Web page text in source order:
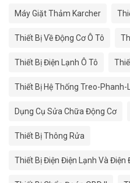
Máy Giặt Thảm Karcher
Thiết Bị Về Động Cơ Ô Tô
Thiết Bị Điện Lạnh Ô Tô
Thiết Bị Hệ Thống Treo-Phanh-
Dụng Cụ Sửa Chữa Động Cơ
Thiết Bị Thông Rửa
Thiết Bị Điện Điện Lạnh Và Điện